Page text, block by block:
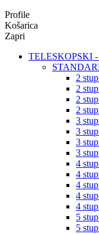
Profile
Košarica
Zapri
TELESKOPSKI
2
2
2
2
3
3
3
3
4
4
4
4
4
5
5